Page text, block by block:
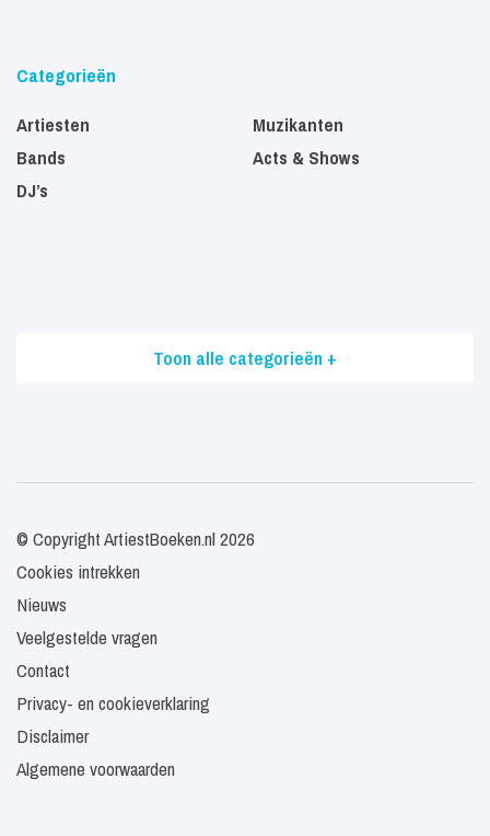
Categorieën
Artiesten
Bands
DJ’s
Muzikanten
Acts & Shows
Toon alle categorieën +
© Copyright ArtiestBoeken.nl 2026
Cookies intrekken
Nieuws
Veelgestelde vragen
Contact
Privacy- en cookieverklaring
Disclaimer
Algemene voorwaarden